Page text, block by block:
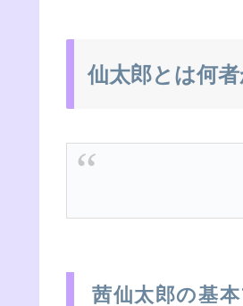
仙太郎とは何
茜仙太郎の基